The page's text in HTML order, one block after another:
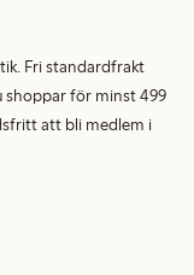
Fri standardfrakt
shoppar för minst 499
att bli medlem i